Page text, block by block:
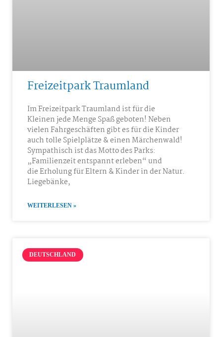
Freizeitpark Traumland
Im Freizeitpark Traumland ist für die
Kleinen jede Menge Spaß geboten! Neben
vielen Fahrgeschäften gibt es für die Kinder
auch tolle Spielplätze & einen Märchenwald!
Sympathisch ist das Motto des Parks:
„Familienzeit entspannt erleben“ und
die Erholung für Eltern & Kinder in der Natur.
Liegebänke,
WEITERLESEN »
DEUTSCHLAND